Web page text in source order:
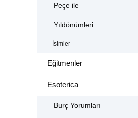
Peçe ile
Yıldönümleri
İsimler
Eğitmenler
Esoterica
Burç Yorumları